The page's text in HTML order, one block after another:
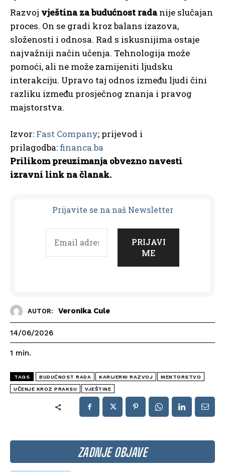
ZADNJE OBJAVE
Razvoj vještina za budućnost radanije slučajan
proces. On se gradi kroz balans izazova,
složenosti i odnosa. Rad s iskusnijima ostaje
najvažniji način učenja. Tehnologija može
pomoći, ali ne može zamijeniti ljudsku
interakciju. Upravo taj odnos između ljudi čini
razliku između prosječnog znanja i pravog
majstorstva.
Izvor: Fast Company; prijevod i
prilagodba: financa.ba
Prilikom preuzimanja obvezno navesti
izravni link na članak.
Prijavite se na naš Newsletter
AUTOR: Veronika Cule
14/06/2026
1 min.
TAGS BUDUĆNOST RADA KARIJERNI RAZVOJ MENTORSTVO
UČENJE KROZ PRAKSU VJEŠTINE